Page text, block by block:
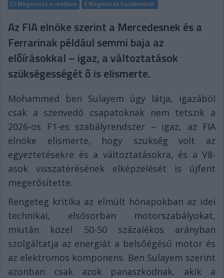
Megosztás e-mailben Megosztás Facebookon
Az FIA elnöke szerint a Mercedesnek és a
Ferrarinak például semmi baja az
előírásokkal – igaz, a változtatások
szükségességét ő is elismerte.
Mohammed ben Sulayem úgy látja, igazából
csak a szenvedő csapatoknak nem tetszik a
2026-os F1-es szabályrendszer – igaz, az FIA
elnöke elismerte, hogy szükség volt az
egyeztetésekre és a változtatásokra, és a V8-
asok visszatérésének elképzelését is újfent
megerősítette.
Rengeteg kritika az elmúlt hónapokban az idei
technikai, elsősorban motorszabályokat,
miután közel 50-50 százalékos arányban
szolgáltatja az energiát a belsőégésű motor és
az elektromos komponens. Ben Sulayem szerint
azonban csak azok panaszkodnak, akik a